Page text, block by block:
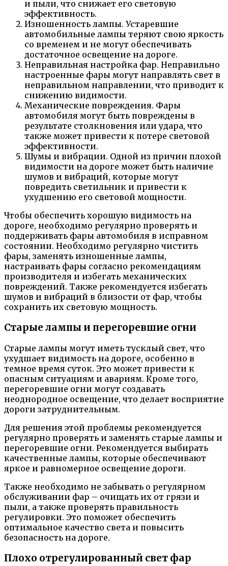
и пыли, что снижает его световую
эффективность.
Изношенность лампы. Устаревшие
автомобильные лампы теряют свою яркость
со временем и не могут обеспечивать
достаточное освещение на дороге.
Неправильная настройка фар. Неправильно
настроенные фары могут направлять свет в
неправильном направлении, что приводит к
снижению видимости.
Механические повреждения. Фары
автомобиля могут быть повреждены в
результате столкновения или удара, что
также может привести к потере световой
эффективности.
Шумы и вибрации. Одной из причин плохой
видимости на дороге может быть наличие
шумов и вибраций, которые могут
повредить светильник и привести к
ухудшению его световой мощности.
Чтобы обеспечить хорошую видимость на
дороге, необходимо регулярно проверять и
поддерживать фары автомобиля в исправном
состоянии. Необходимо регулярно чистить
фары, заменять изношенные лампы,
настраивать фары согласно рекомендациям
производителя и избегать механических
повреждений. Также рекомендуется избегать
шумов и вибраций в близости от фар, чтобы
сохранить их световую мощность.
Старые лампы и перегоревшие огни
Старые лампы могут иметь тусклый свет, что
ухудшает видимость на дороге, особенно в
темное время суток. Это может привести к
опасным ситуациям и авариям. Кроме того,
перегоревшие огни могут создавать
неоднородное освещение, что делает восприятие
дороги затруднительным.
Для решения этой проблемы рекомендуется
регулярно проверять и заменять старые лампы и
перегоревшие огни. Рекомендуется выбирать
качественные лампы, которые обеспечивают
яркое и равномерное освещение дороги.
Также необходимо не забывать о регулярном
обслуживании фар – очищать их от грязи и
пыли, а также проверять правильность
регулировки. Это поможет обеспечить
оптимальное качество света и повысить
безопасность на дороге.
Плохо отрегулированный свет фар